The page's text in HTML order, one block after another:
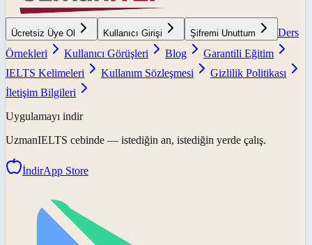
Ücretsiz Üye Ol Kullanıcı Girişi Şifremi Unuttum
Ders
Örnekleri
Kullanıcı Görüşleri Blog
Garantili Eğitim
IELTS Kelimeleri
Kullanım Sözleşmesi
Gizlilik Politikası
İletişim Bilgileri
Uygulamayı indir
UzmanIELTS cebinde — istediğin an, istediğin yerde çalış.
İndirApp Store